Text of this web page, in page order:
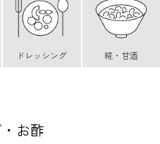
ドレッシング 糀・甘酒
お酢